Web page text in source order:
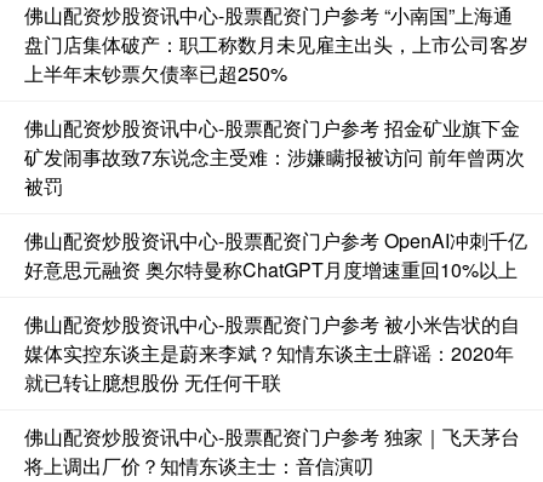
基金指数 7242.10 +12.30 +0.17%
佛山配资炒股资讯中心-股票配资门户参考 “小南国”上海通
盘门店集体破产：职工称数月未见雇主出头，上市公司客岁
上半年末钞票欠债率已超250%
佛山配资炒股资讯中心-股票配资门户参考 招金矿业旗下金
矿发闹事故致7东说念主受难：涉嫌瞒报被访问 前年曾两次
被罚
佛山配资炒股资讯中心-股票配资门户参考 OpenAI冲刺千亿
好意思元融资 奥尔特曼称ChatGPT月度增速重回10%以上
佛山配资炒股资讯中心-股票配资门户参考 被小米告状的自
媒体实控东谈主是蔚来李斌？知情东谈主士辟谣：2020年
就已转让臆想股份 无任何干联
佛山配资炒股资讯中心-股票配资门户参考 独家｜飞天茅台
将上调出厂价？知情东谈主士：音信演叨